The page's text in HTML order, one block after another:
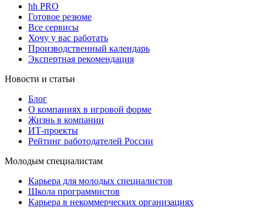
hh PRO
Готовое резюме
Все сервисы
Хочу у вас работать
Производственный календарь
Экспертная рекомендация
Новости и статьи
Блог
О компаниях в игровой форме
Жизнь в компании
ИТ-проекты
Рейтинг работодателей России
Молодым специалистам
Карьера для молодых специалистов
Школа программистов
Карьера в некоммерческих организациях